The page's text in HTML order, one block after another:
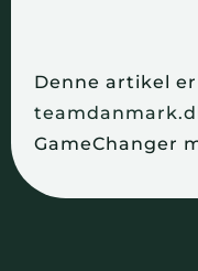
Denne artikel
GameChanger